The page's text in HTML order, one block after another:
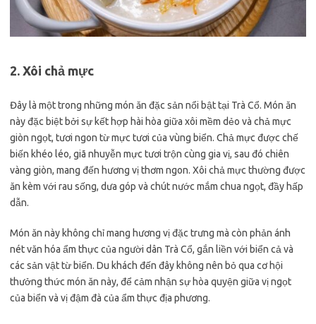
2. Xôi chả mực
Đây là một trong những món ăn đặc sản nổi bật tại Trà Cổ. Món ăn
này đặc biệt bởi sự kết hợp hài hòa giữa xôi mềm dẻo và chả mực
giòn ngọt, tươi ngon từ mực tươi của vùng biển. Chả mực được chế
biến khéo léo, giã nhuyễn mực tươi trộn cùng gia vị, sau đó chiên
vàng giòn, mang đến hương vị thơm ngon. Xôi chả mực thường được
ăn kèm với rau sống, dưa góp và chút nước mắm chua ngọt, đầy hấp
dẫn.
Món ăn này không chỉ mang hương vị đặc trưng mà còn phản ánh
nét văn hóa ẩm thực của người dân Trà Cổ, gắn liền với biển cả và
các sản vật từ biển. Du khách đến đây không nên bỏ qua cơ hội
thưởng thức món ăn này, để cảm nhận sự hòa quyện giữa vị ngọt
của biển và vị đậm đà của ẩm thực địa phương.